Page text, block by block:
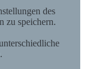
des
zu speichern.